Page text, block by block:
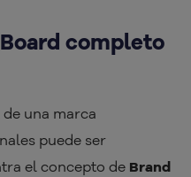
completo
una marca
puede ser
el concepto de Brand